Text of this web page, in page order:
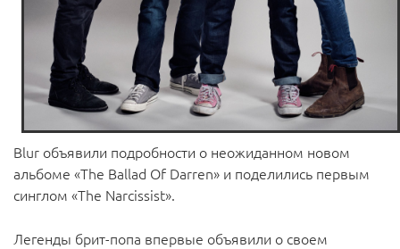
Blur объявили подробности о неожиданном новом
альбоме «The Ballad Of Darren» и поделились первым
синглом «The Narcissist».
Легенды брит-попа впервые объявили о своем